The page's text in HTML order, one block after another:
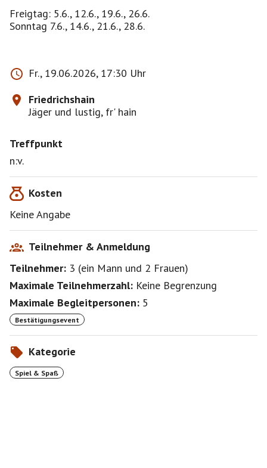
Freigtag: 5.6., 12.6., 19.6., 26.6.
Sonntag 7.6., 14.6., 21.6., 28.6.
Fr., 19.06.2026, 17:30 Uhr
Friedrichshain
Jäger und lustig, fr' hain
Treffpunkt
n:v.
Kosten
Keine Angabe
Teilnehmer & Anmeldung
Teilnehmer: 3 (ein Mann und 2 Frauen)
Maximale Teilnehmerzahl: Keine Begrenzung
Maximale Begleitpersonen: 5
Bestätigungsevent
Kategorie
Spiel & Spaß